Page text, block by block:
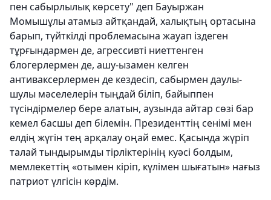
пен сабырлылық көрсету" деп Бауыржан
Момышұлы атамыз айтқандай, халықтың ортасына
барып, түйткілді проблемасына жауап іздеген
тұрғындармен де, агрессивті ниеттенген
блогерлермен де, ашу-ызамен келген
антиваксерлермен де кездесіп, сабырмен даулы-
шулы мәселелерін тыңдай біліп, байыппен
түсіндірмелер бере алатын, аузында айтар сөзі бар
кемел басшы деп білемін. Президенттің сенімі мен
елдің жүгін тең арқалау оңай емес. Қасында жүріп
талай тындырымды тірліктерінің куәсі болдым,
мемлекеттің «отымен кіріп, күлімен шығатын» нағыз
патриот үлгісін көрдім.